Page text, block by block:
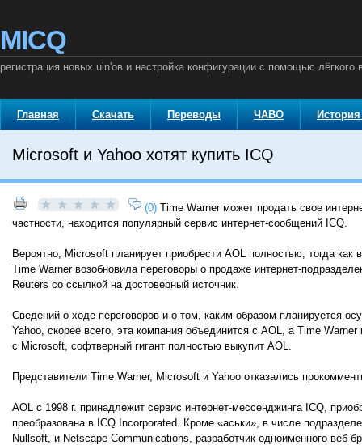
MICQ
регистрация новых uin'ов и настройка конфигурации с помощью лёгкого
Главная Скачать Переводы ЧАВО
Microsoft и Yahoo хотят купить ICQ
(0) Time Warner может продать свое
частности, находится популярный сервис интернет-сообщений ICQ.
Вероятно, Microsoft планирует приобрести AOL полностью, тогда
Time Warner возобновила переговоры о продаже интернет-
Reuters со ссылкой на достоверный источник.
Сведений о ходе переговоров и о том, каким образом планируется
Yahoo, скорее всего, эта компания объединится с AOL, а Time
с Microsoft, софтверный гигант полностью выкупит AOL.
Представители Time Warner, Microsoft и Yahoo отказались
AOL с 1998 г. принадлежит сервис интернет-мессенджинга ICQ,
преобразована в ICQ Incorporated. Кроме «аськи», в числе
Nullsoft, и Netscape Communications, разработчик одноименного веб-